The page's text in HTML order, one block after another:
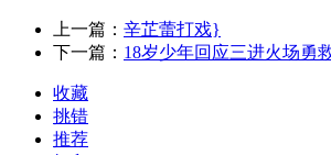
上一篇： 辛芷蕾打戏}
下一篇： 18岁少年回应三进火场勇
收藏
挑错
推荐